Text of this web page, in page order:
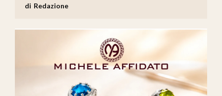
Redazione